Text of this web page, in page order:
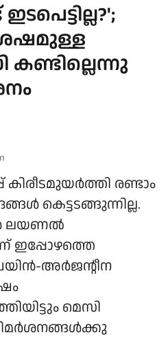
രണ്ടാം
കെട്ടടങ്ങുന്നില്ല.
ലയണൽ
ഇപ്പോഴത്തെ
അർജന്റീന
മെസി